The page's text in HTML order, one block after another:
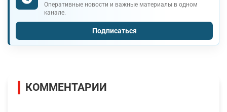
Оперативные новости и важные материалы в одном
канале.
Подписаться
КОММЕНТАРИИ